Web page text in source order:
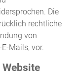
Die
rechtliche
von
Mails, vor.